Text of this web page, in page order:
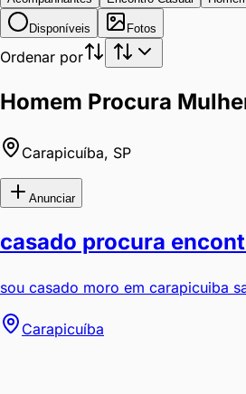
Disponíveis Fotos
Ordenar por
Homem Procura
Carapicuíba, SP
Anunciar
casado procura
sou casado moro em carapicuiba
Carapicuíba